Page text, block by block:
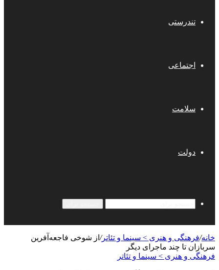
تندرستی
اجتماعی
سلامت
دولت
خانه/فرهنگی و هنری > سینما و تئاتر/ از شوخی فاجعه‌آفرین
سربازان تا چند ماجرای دیگر
فرهنگی و هنری > سینما و تئاتر